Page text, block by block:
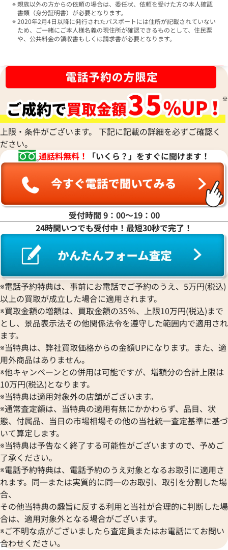
親族以外の方からの依頼の場合は、委任状、依頼を受けた方の本人確認
書類（身分証明書）が必要となります。
2020年2月4日以降に発行されたパスポートには住所が記載されていない
ため、ご一緒にご本人様名義の現住所が確認できるものとして、住民票
や、公共料金の領収書もしくは請求書が必要となります。
上限・条件がございます。 下記に記載の詳細を必ずご確認く
ださい。
通話料無料！
「いくら？」をすぐに聞けます！
受付時間 9：00〜19：00
24時間いつでも受付中！最短30秒で完了！
※電話予約特典は、事前にお電話でご予約のうえ、5万円(税込)
以上の買取が成立した場合に適用されます。
※買取金額の増額は、買取金額の35％、上限10万円(税込)まで
とし、景品表示法その他関係法令を遵守した範囲内で適用され
ます。
※当特典は、弊社買取価格からの金額UPになります。また、適
用外商品はありません。
※他キャンペーンとの併用は可能ですが、増額分の合計上限は
10万円(税込)となります。
※当特典は適用対象外の店舗がございます。
※通常査定額は、当特典の適用有無にかかわらず、品目、状
態、付属品、当日の市場相場その他の当社統一査定基準に基づ
いて算定します。
※当特典は予告なく終了する可能性がございますので、予めご
了承ください。
※電話予約特典は、電話予約のうえ対象となるお取引に適用さ
れます。同一または実質的に同一のお取引、取引を分割した場
合、
その他当特典の趣旨に反する利用と当社が合理的に判断した場
合は、適用対象外となる場合がございます。
※ご不明な点がございましたら査定員またはお電話にてお問い
合わせください。